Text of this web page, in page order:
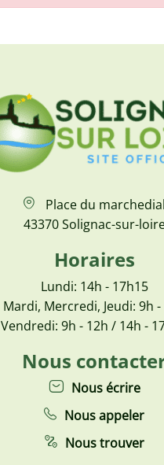
Place du marchedial
43370 Solignac-sur-
Horaires
Lundi: 14h - 17h15
Mardi, Mercredi, Jeudi: 9h -
Vendredi: 9h - 12h / 14h -
Nous
Nous écrire
Nous appeler
Nous trouver